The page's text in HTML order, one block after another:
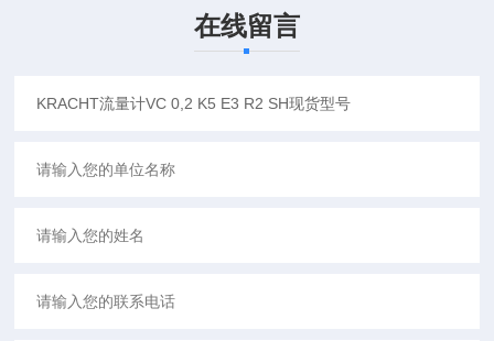
在线留言